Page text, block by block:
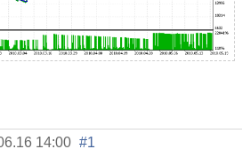
14:00 #1